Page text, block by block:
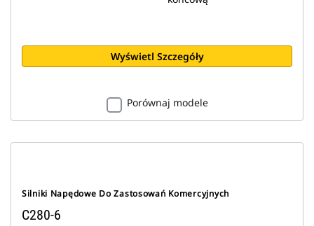
Wyświetl Szczegóły
Porównaj modele
Silniki Napędowe Do Zastosowań Komercyjnych
C280-6